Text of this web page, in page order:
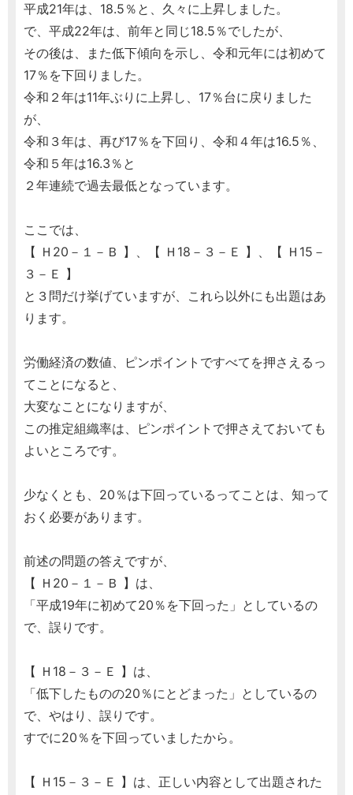
平成21年は、18.5％と、久々に上昇しました。
で、平成22年は、前年と同じ18.5％でしたが、
その後は、また低下傾向を示し、令和元年には初めて
17％を下回りました。
令和２年は11年ぶりに上昇し、17％台に戻りました
が、
令和３年は、再び17％を下回り、令和４年は16.5％、
令和５年は16.3％と
２年連続で過去最低となっています。
ここでは、
【 Ｈ20－１－Ｂ 】、【 Ｈ18－３－Ｅ 】、【 Ｈ15－
３－Ｅ 】
と３問だけ挙げていますが、これら以外にも出題はあ
ります。
労働経済の数値、ピンポイントですべてを押さえるっ
てことになると、
大変なことになりますが、
この推定組織率は、ピンポイントで押さえておいても
よいところです。
少なくとも、20％は下回っているってことは、知って
おく必要があります。
前述の問題の答えですが、
【 Ｈ20－１－Ｂ 】は、
「平成19年に初めて20％を下回った」としているの
で、誤りです。
【 Ｈ18－３－Ｅ 】は、
「低下したものの20％にとどまった」としているの
で、やはり、誤りです。
すでに20％を下回っていましたから。
【 Ｈ15－３－Ｅ 】は、正しい内容として出題された